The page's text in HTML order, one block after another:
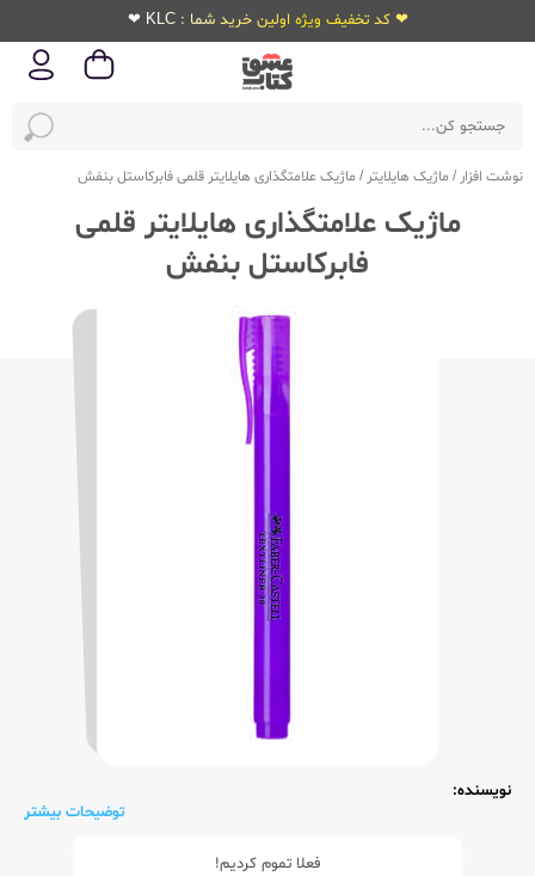
❤ کد تخفیف ویژه اولین خرید شما : KLC ❤
نوشت افزار / ماژیک هایلایتر / ماژیک علامتگذاری هایلایتر قلمی فابرکاستل بنفش
ماژیک علامتگذاری هایلایتر قلمی
فابرکاستل بنفش
نویسنده:
توضیحات بیشتر
فعلا تموم کردیم!